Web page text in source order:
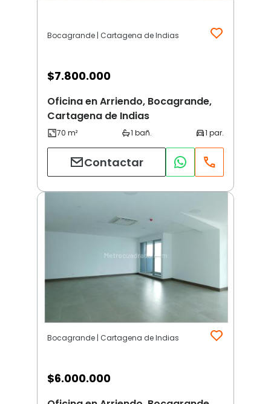
Bocagrande | Cartagena de Indias
$7.800.000
Oficina en Arriendo, Bocagrande,
Cartagena de Indias
Contactar
Bocagrande | Cartagena de Indias
$6.000.000